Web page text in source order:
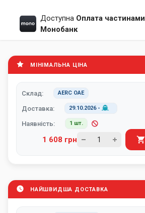
Доступна Оплата частинами
Монобанк
МІНІМАЛЬНА ЦІНА
Склад: AERC ОАЕ
Доставка: 29.10.2026-
Наявність: 1 шт.
1 608 грн
НАЙШВИДША ДОСТАВКА